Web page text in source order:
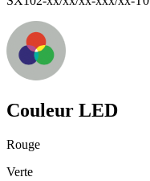
Couleur LED
Rouge
Verte